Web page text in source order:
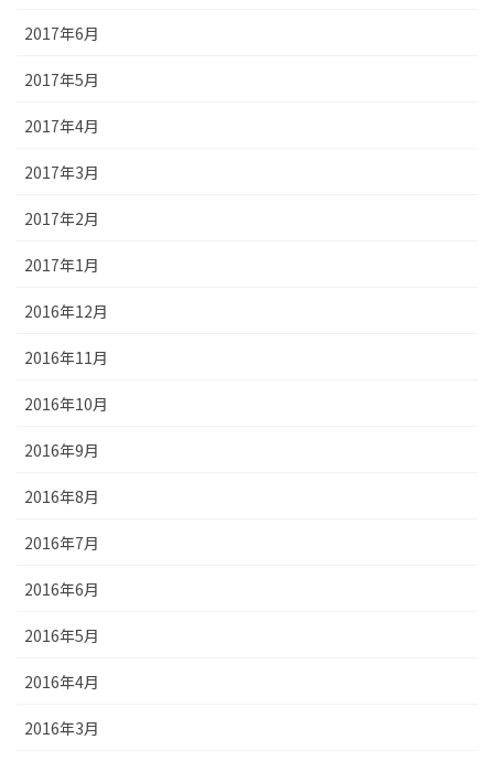
2017年6月
2017年5月
2017年4月
2017年3月
2017年2月
2017年1月
2016年12月
2016年11月
2016年10月
2016年9月
2016年8月
2016年7月
2016年6月
2016年5月
2016年4月
2016年3月